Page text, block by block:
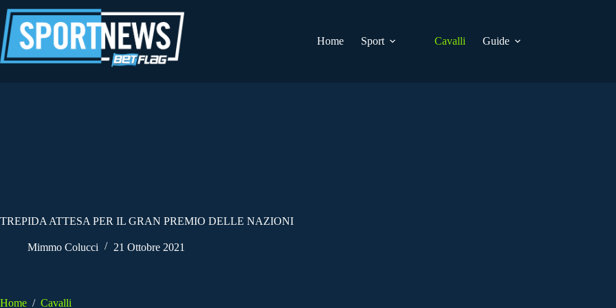
al
contenuto
Home
Sport Cavalli Guide
TREPIDA ATTESA PER IL GRAN PREMIO DELLE NAZIONI
Mimmo Colucci 21 Ottobre 2021
Home / Cavalli